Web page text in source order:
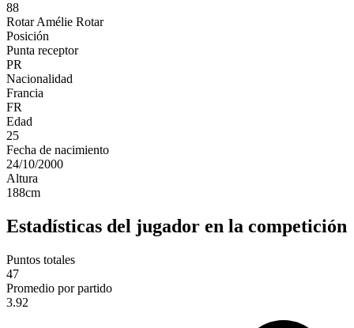
88
Rotar Amélie Rotar
Posición
Punta receptor
PR
Nacionalidad
Francia
FR
Edad
25
Fecha de nacimiento
24/10/2000
Altura
188cm
Estadísticas del jugador en la competición
Puntos totales
47
Promedio por partido
3.92